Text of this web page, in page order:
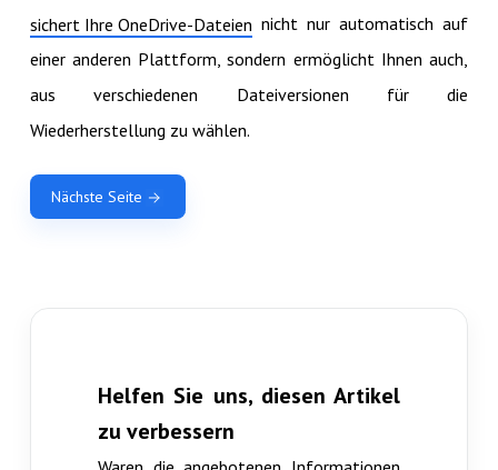
sichert Ihre OneDrive-Dateien nicht nur automatisch auf
einer anderen Plattform, sondern ermöglicht Ihnen auch,
aus verschiedenen Dateiversionen für die
Wiederherstellung zu wählen.
Nächste Seite
Helfen Sie uns, diesen Artikel
zu verbessern